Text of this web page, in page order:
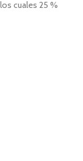
cuales 25 %